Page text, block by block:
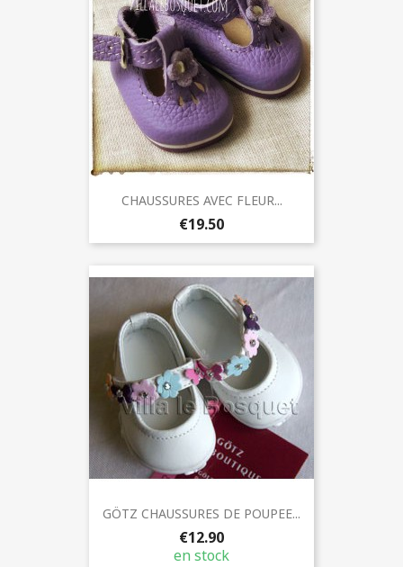
CHAUSSURES AVEC FLEUR...
€19.50
GÖTZ CHAUSSURES DE POUPEE...
€12.90
en stock